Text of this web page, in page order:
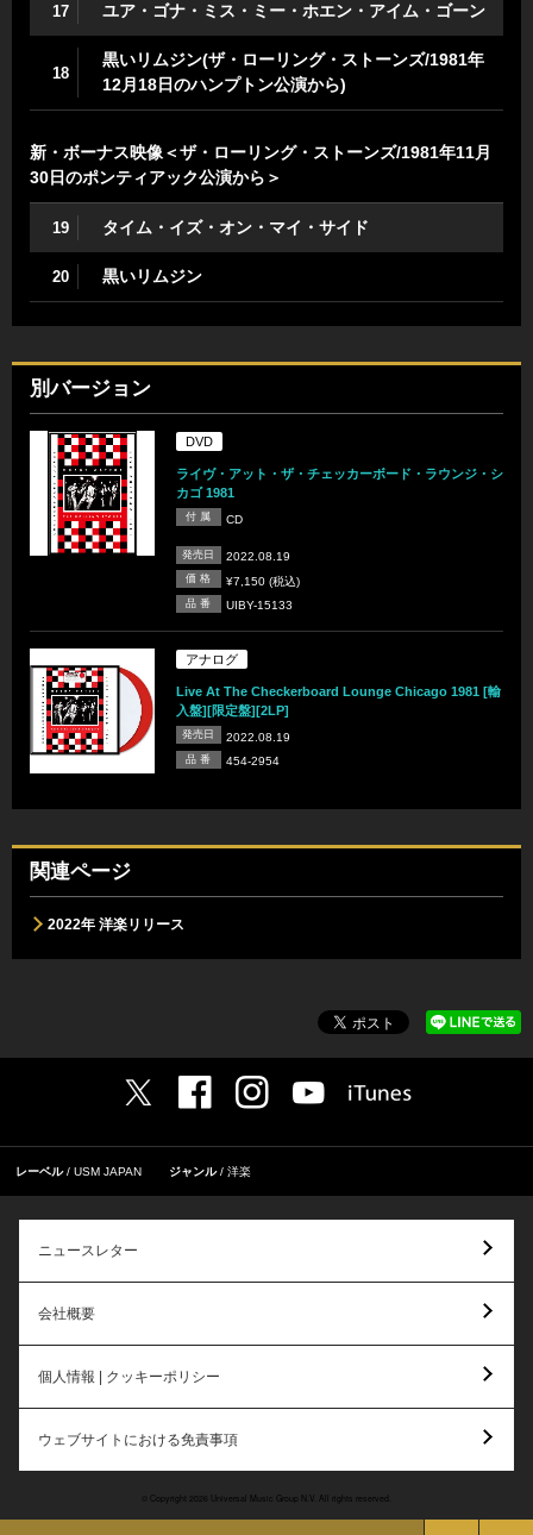
17 ユア・ゴナ・ミス・ミー・ホエン・アイム・ゴーン
18
黒いリムジン(ザ・ローリング・ストーンズ/1981年
12月18日のハンプトン公演から)
新・ボーナス映像＜ザ・ローリング・ストーンズ/1981年11月
30日のポンティアック公演から＞
19 タイム・イズ・オン・マイ・サイド
20 黒いリムジン
別バージョン
DVD
ライヴ・アット・ザ・チェッカーボード・ラウンジ・シ
カゴ 1981
付 属 CD
発売日 2022.08.19
価 格 ¥7,150 (税込)
品 番 UIBY-15133
アナログ
Live At The Checkerboard Lounge Chicago 1981 [輸
入盤][限定盤][2LP]
発売日 2022.08.19
品 番 454-2954
関連ページ
2022年 洋楽リリース
レーベル USM JAPAN ジャンル 洋楽
ニュースレター
会社概要
個人情報 | クッキーポリシー
ウェブサイトにおける免責事項
© Copyright 2026 Universal Music Group N.V. All rights reserved.